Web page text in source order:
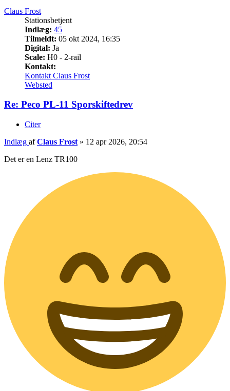
Claus Frost
Stationsbetjent
Indlæg: 45
Tilmeldt: 05 okt 2024, 16:35
Digital: Ja
Scale: H0 - 2-rail
Kontakt:
Kontakt Claus Frost
Websted
Re: Peco PL-11 Sporskiftedrev
Citer
Indlæg afClaus Frost » 12 apr 2026, 20:54
Det er en Lenz TR100